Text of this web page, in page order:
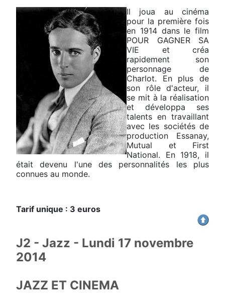
Il joua au cinéma
pour la première fois
en 1914 dans le film
POUR GAGNER SA
VIE et créa
rapidement son
personnage de
Charlot. En plus de
son rôle d'acteur, il
se mit à la réalisation
et développa ses
talents en travaillant
avec les sociétés de
production Essanay,
Mutual et First
National. En 1918, il
était devenu l'une des personnalités les plus
connues au monde.
Tarif unique : 3 euros
J2 - Jazz - Lundi 17 novembre
2014
JAZZ ET CINEMA